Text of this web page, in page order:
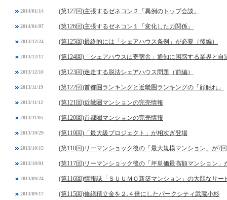
2014/01/14 (第127回)主張するゼネコン２「異例のトップ会談」
2014/01/07 (第126回)主張するゼネコン１「変化した力関係」
2013/12/24 (第125回)最終的には「シェアハウス条例」が必要（後編）
2013/12/17 (第124回)「シェアハウスは寄宿舎」通知に困惑する業界と自
2013/12/10 (第123回)迷走する脱法シェアハウス問題（前編）
2013/11/19 (第122回)首都圏ランキングと近畿圏ランキングの「顔触れ」
2013/11/12 (第121回)近畿圏マンションの完売情報
2013/11/05 (第120回)首都圏マンションの完売情報
2013/10/29 (第119回)「最大級プロジェクト」が相次ぎ登場
2013/10/15 (第118回)リーマンショック後の「最大規模マンション」が7
2013/10/01 (第117回)リーマンショック後の「坪単価最高額マンション」
2013/09/24 (第116回)情報誌「ＳＵＵＭＯ新築マンション」の大胆なサー
2013/09/17 (第115回)修繕積立金を２.４倍にしたパークシティ武蔵小杉